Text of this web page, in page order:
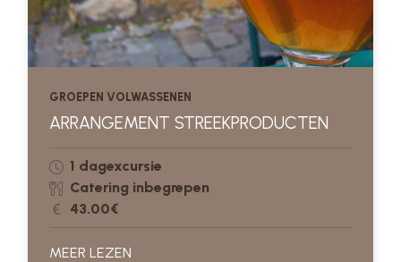
GROEPEN VOLWASSENEN
ARRANGEMENT STREEKPRODUCTEN
1 dagexcursie
Catering inbegrepen
43.00€
MEER LEZEN